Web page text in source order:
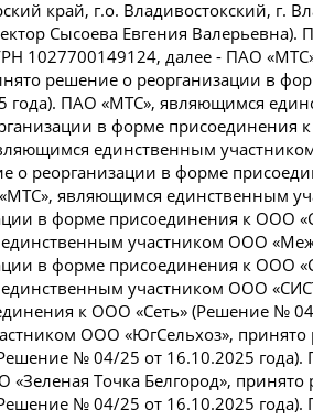
край, г.о. Владивостокский, г.
Сысоева Евгения
1027700149124, далее - ПАО
решение о реорганизации в
года). ПАО «МТС», являющимся
в форме присоединения
единственным
о реорганизации в форме
являющимся единственным
в форме присоединения к ООО
участником ООО
в форме присоединения к ООО
участником ООО
к ООО «Сеть» (Решение №
ООО «ЮгСельхоз»,
№ 04/25 от 16.10.2025
Точка Белгород»,
№ 04/25 от 16.10.2025